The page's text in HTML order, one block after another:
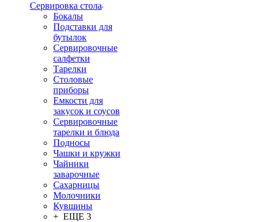
Сервировка стола
Бокалы
Подставки для
бутылок
Сервировочные
салфетки
Тарелки
Столовые
приборы
Емкости для
закусок и соусов
Сервировочные
тарелки и блюда
Подносы
Чашки и кружки
Чайники
заварочные
Сахарницы
Молочники
Кувшины
+ ЕЩЕ 3